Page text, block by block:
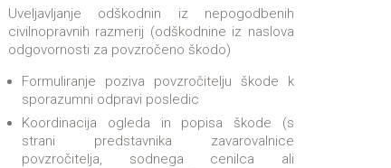
Uveljavljanje odškodnin iz nepogodbenih
civilnopravnih razmerij (odškodnine iz naslova
odgovornosti za povzročeno škodo)
Formuliranje poziva povzročitelju škode k
sporazumni odpravi posledic
Koordinacija ogleda in popisa škode (s
strani predstavnika zavarovalnice
povzročitelja, sodnega cenilca ali